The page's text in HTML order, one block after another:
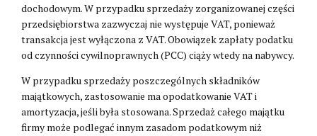
dochodowym. W przypadku sprzedaży zorganizowanej części
przedsiębiorstwa zazwyczaj nie występuje VAT, ponieważ
transakcja jest wyłączona z VAT. Obowiązek zapłaty podatku
od czynności cywilnoprawnych (PCC) ciąży wtedy na nabywcy.
W przypadku sprzedaży poszczególnych składników
majątkowych, zastosowanie ma opodatkowanie VAT i
amortyzacja, jeśli była stosowana. Sprzedaż całego majątku
firmy może podlegać innym zasadom podatkowym niż